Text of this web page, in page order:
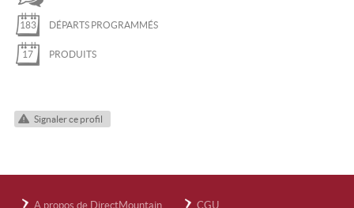
183 DÉPARTS PROGRAMMÉS
17 PRODUITS
Signaler ce profil
A propos de DirectMountain CGU